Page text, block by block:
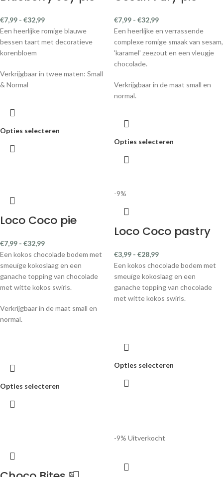
€7,99 - €32,99
Een heerlijke romige blauwe
bessen taart met decoratieve
korenbloem
Verkrijgbaar in twee maten: Small
& Normal
Opties selecteren
€7,99 - €32,99
Een heerlijke en verrassende
complexe romige smaak van sesam,
'karamel' zeezout en een vleugje
chocolade.
Verkrijgbaar in de maat small en
normal.
Opties selecteren
Loco Coco pie
€7,99 - €32,99
Een kokos chocolade bodem met
smeuïge kokoslaag en een
ganache topping van chocolade
met witte kokos swirls.
Verkrijgbaar in de maat small en
normal.
Opties selecteren
-9%
Loco Coco pastry
€3,99 - €28,99
Een kokos chocolade bodem met
smeuïge kokoslaag en een
ganache topping van chocolade
met witte kokos swirls.
Opties selecteren
-9% Uitverkocht